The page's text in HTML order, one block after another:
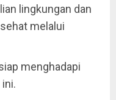
lingkungan dan
melalui
menghadapi